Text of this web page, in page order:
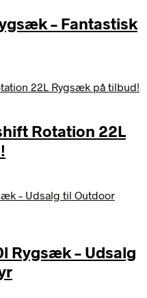
– Fantastisk
Rotation 22L
Rygsæk – Udsalg